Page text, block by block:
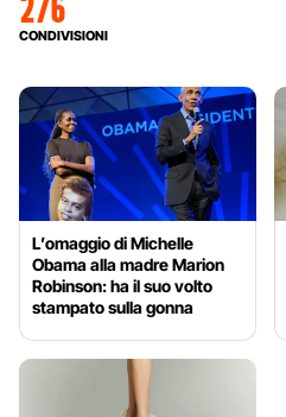
CONDIVISIONI
L’omaggio di Michelle
Obama alla madre Marion
Robinson: ha il suo volto
stampato sulla gonna